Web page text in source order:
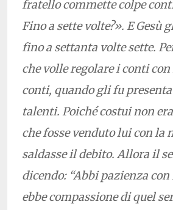
fratello commette colpe
Fino a sette volte?». E Gesù
fino a settanta volte sette.
che volle regolare i conti
conti, quando gli fu
talenti. Poiché costui non
che fosse venduto lui con la
saldasse il debito. Allora il
dicendo: “Abbi pazienza
ebbe compassione di quel